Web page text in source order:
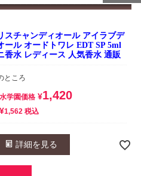
スチャンディオール アイラブデ
ール オードトワレ EDT SP 5ml
香水 レディース 人気香水 通販
ところ
学園価格 ¥1,420
¥1,562 税込
詳細を見る